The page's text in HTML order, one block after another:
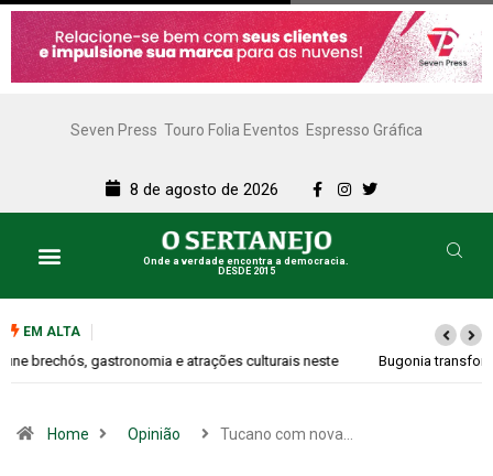
Seven Press Touro Folia Eventos Espresso Gráfica
8 de agosto de 2026
Onde a verdade encontra a democracia.
DESDE 2015
EM ALTA
Bugonia transforma paranoia e conspiração em um suspense imprevisível
Home Opinião Tucano com nova…